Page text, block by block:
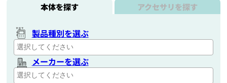
本体を探す アクセサリを探す
製品種別を選ぶ
メーカーを選ぶ